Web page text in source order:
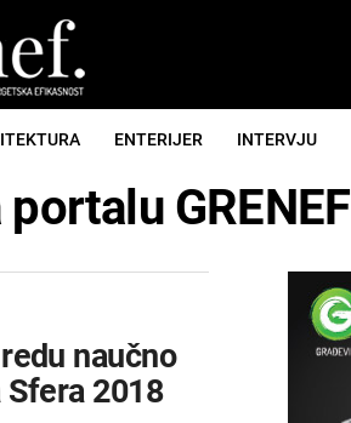
ENTERIJER INTERVJU
GRENEF
naučno
2018